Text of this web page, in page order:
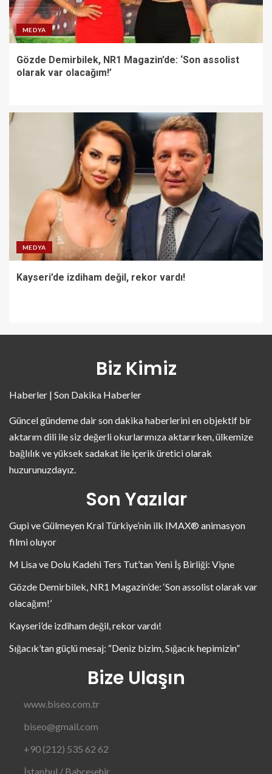
MEDYA
Gözde Demirbilek, NR1 Magazin’de: ‘Son assolist
olarak var olacağım!’
MEDYA
Kayseri’de izdiham değil, rekor vardı!
Biz Kimiz
Haberler | Son Dakika Haberler
Güncel gündeme dair son dakika haberlerini en objektif bir
aktarım dili ile siz değerli okurlarımıza aktarırken, ülkemize
bağlılık ve yüksek sadakat ile içerik üretici olarak
huzurunuzdayız.
Son Yazılar
Gupi ve Gülmeyen Kral Türkiye’nin ilk IMAX® animasyon
filmi oluyor
M Lisa ve Dolu Kadehi Ters Tut’tan Yeni İş Birliği: Vişne
Gözde Demirbilek, NR1 Magazin’de: ‘Son assolist olarak var
olacağım!’
Kayseri’de izdiham değil, rekor vardı!
Sığacık’tan güçlü mesaj: “Deniz bizim, Sığacık hepimizin”
Bize Ulaşın
www.biseo.com.tr
biseo@gmail.com
+90 (212) 535 62 62
İstanbul / Bahçeşehir